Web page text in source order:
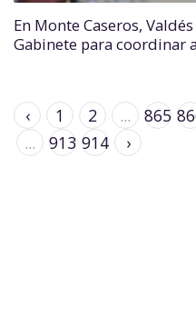
En Monte Caseros,
Gabinete para coordinar
‹ 1 2 ... 865
...
913 914 ›